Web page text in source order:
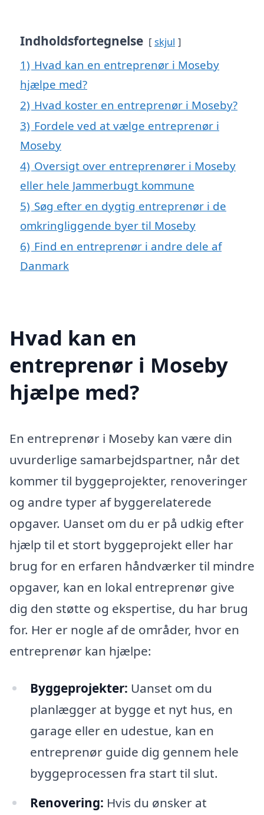
Indholdsfortegnelse skjul
1) Hvad kan en entreprenør i Moseby
hjælpe med?
2) Hvad koster en entreprenør i Moseby?
3) Fordele ved at vælge entreprenør i
Moseby
4) Oversigt over entreprenører i Moseby
eller hele Jammerbugt kommune
5) Søg efter en dygtig entreprenør i de
omkringliggende byer til Moseby
6) Find en entreprenør i andre dele af
Danmark
Hvad kan en
entreprenør i Moseby
hjælpe med?
En entreprenør i Moseby kan være din
uvurderlige samarbejdspartner, når det
kommer til byggeprojekter, renoveringer
og andre typer af byggerelaterede
opgaver. Uanset om du er på udkig efter
hjælp til et stort byggeprojekt eller har
brug for en erfaren håndværker til mindre
opgaver, kan en lokal entreprenør give
dig den støtte og ekspertise, du har brug
for. Her er nogle af de områder, hvor en
entreprenør kan hjælpe:
Byggeprojekter: Uanset om du
planlægger at bygge et nyt hus, en
garage eller en udestue, kan en
entreprenør guide dig gennem hele
byggeprocessen fra start til slut.
Renovering: Hvis du ønsker at